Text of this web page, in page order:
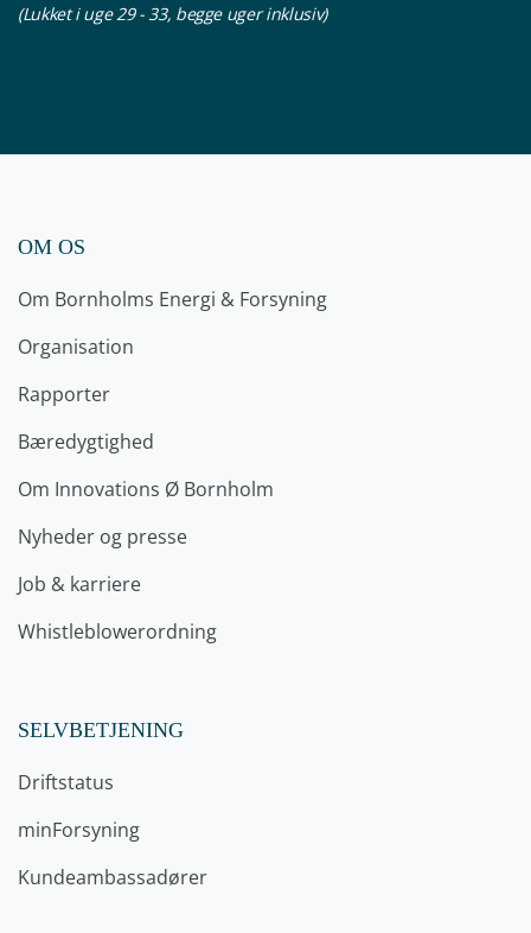
(Lukket i uge 29 - 33, begge uger inklusiv)
OM OS
Om Bornholms Energi & Forsyning
Organisation
Rapporter
Bæredygtighed
Om Innovations Ø Bornholm
Nyheder og presse
Job & karriere
Whistleblowerordning
SELVBETJENING
Driftstatus
minForsyning
Kundeambassadører